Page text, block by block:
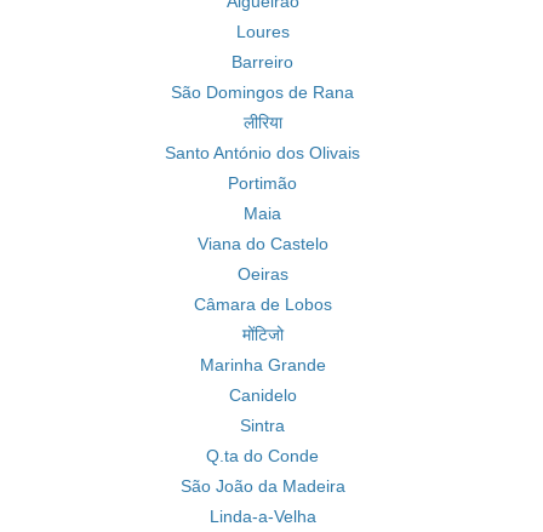
Loures
Barreiro
São Domingos de Rana
लीरिया
Santo António dos Olivais
Portimão
Maia
Viana do Castelo
Oeiras
Câmara de Lobos
मोंटिजो
Marinha Grande
Canidelo
Sintra
Q.ta do Conde
São João da Madeira
Linda-a-Velha